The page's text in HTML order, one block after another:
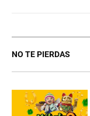
NO TE PIERDAS